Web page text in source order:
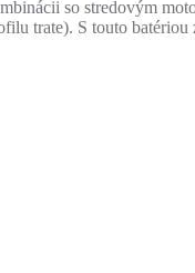
so stredovým
trate). S touto batériou